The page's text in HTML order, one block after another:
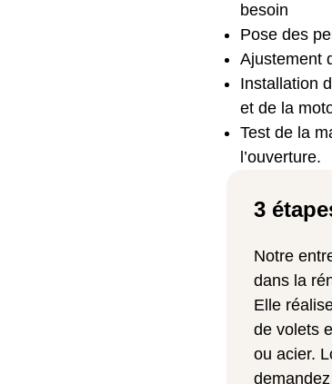
besoin
Pose des
Ajustement
Installation
et de la
Test de la
l’ouverture.
3
Notre
dans la
Elle
de volets
ou acier.